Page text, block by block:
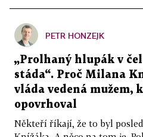
PETR HONZEJK
„Prolhaný hlupák v
stáda“. Proč Milana
vláda vedená mužem,
opovrhoval
Někteří říkají, že to byl